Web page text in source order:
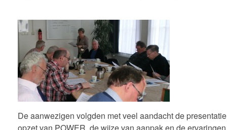
De aanwezigen volgden met veel aandacht de